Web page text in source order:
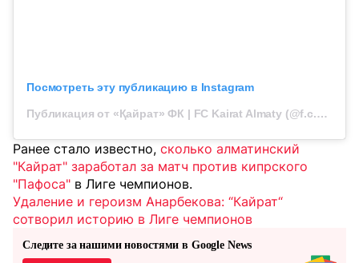
Посмотреть эту публикацию в Instagram
Публикация от «Қайрат» ФК | FC Kairat Almaty (@f.c.kairat)
Ранее стало известно, сколько алматинский
"Кайрат" заработал за матч против кипрского
"Пафоса" в Лиге чемпионов.
Удаление и героизм Анарбекова: “Кайрат“
сотворил историю в Лиге чемпионов
Следите за нашими новостями в Google News